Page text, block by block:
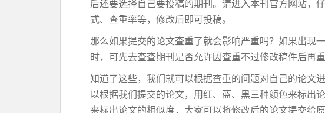
后还要选择自己要投稿的期刊。请进入本刊官方网站，
式、查重率等，修改后即可投稿。
那么如果提交的论文查重了就会影响严重吗？如果出现
时，可先去查查期刊是否允许因查重不过修改稿件后再
知道了这些，我们就可以根据查重的问题对自己的论文
以根据我们提交的论文，用红、蓝、黑三种颜色来标出
来标出论文的相似度，大家可以将修改后的论文提交给原